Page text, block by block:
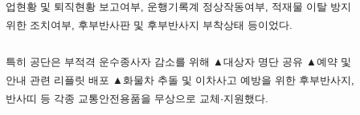
업현황 및 퇴직현황 보고여부, 운행기록계 정상작동여부, 적재물 이탈 방지
위한 조치여부, 후부반사판 및 후부반사지 부착상태 등이었다.
특히 공단은 부적격 운수종사자 감소를 위해 ▲대상자 명단 공유 ▲예약 및
안내 관련 리플릿 배포 ▲화물차 추돌 및 이차사고 예방을 위한 후부반사지,
반사띠 등 각종 교통안전용품을 무상으로 교체·지원했다.